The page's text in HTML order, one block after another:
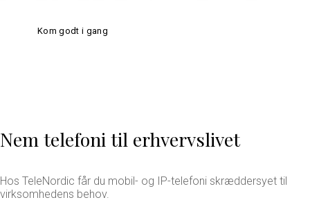
Kom godt i gang
Nem telefoni til erhvervslivet
Hos TeleNordic får du mobil- og IP-telefoni skræddersyet til
virksomhedens behov.